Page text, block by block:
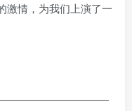
激情，为我们上演了一